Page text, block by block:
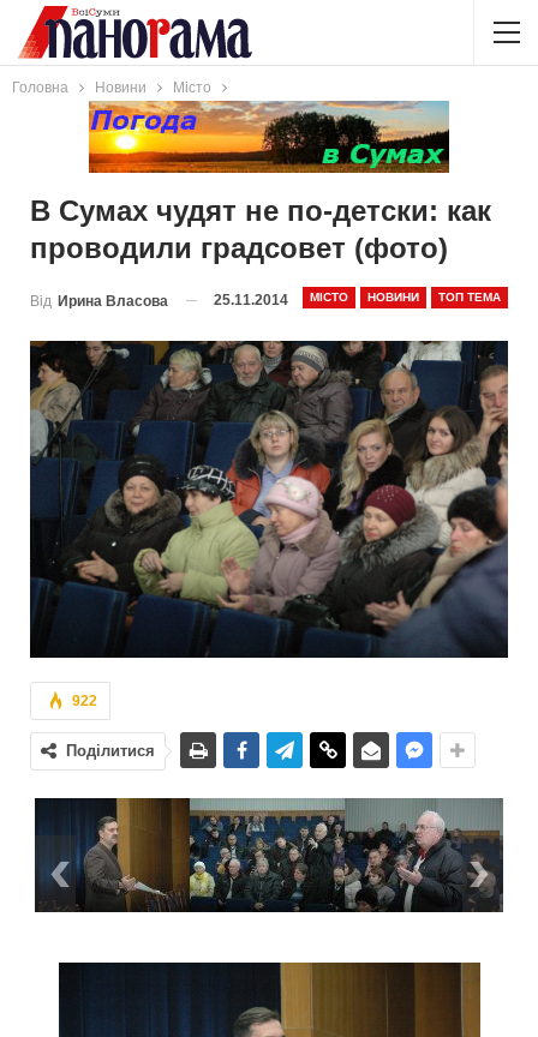
Головна Новини Місто
В Сумах чудят не по-детски: как
проводили градсовет (фото)
МІСТО НОВИНИ ТОП ТЕМА
Від Ирина Власова 25.11.2014
922
Поділитися